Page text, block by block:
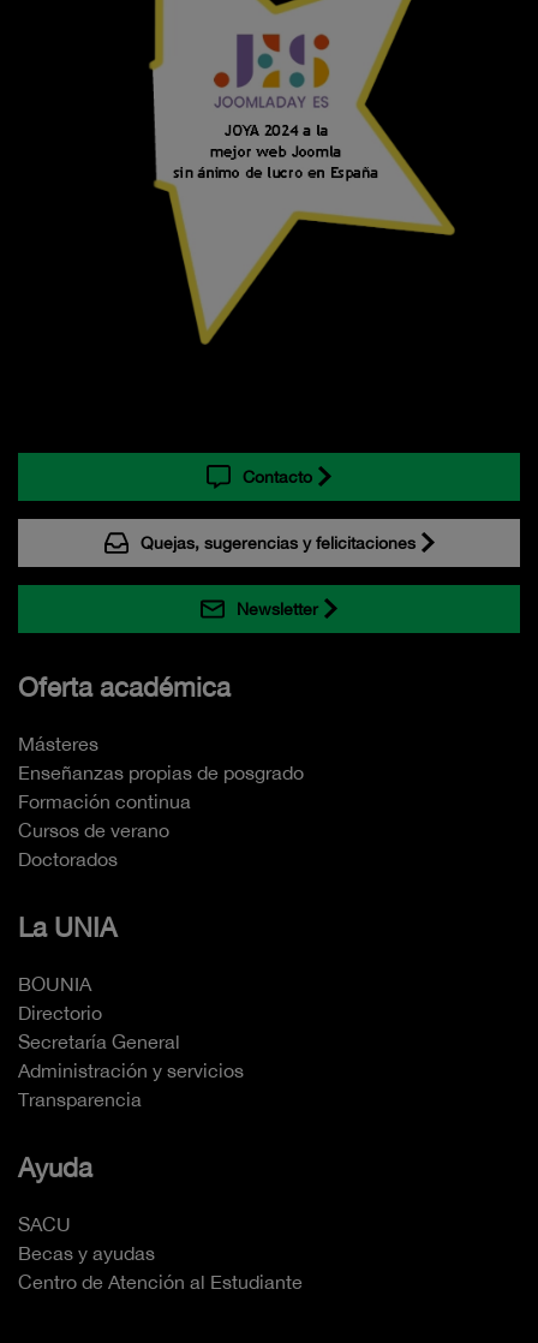
Contacto
Quejas, sugerencias y felicitaciones
Newsletter
Oferta académica
Másteres
Enseñanzas propias de posgrado
Formación continua
Cursos de verano
Doctorados
La UNIA
BOUNIA
Directorio
Secretaría General
Administración y servicios
Transparencia
Ayuda
SACU
Becas y ayudas
Centro de Atención al Estudiante